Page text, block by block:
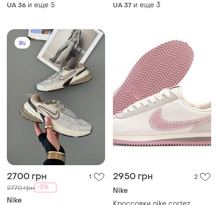
UA 36 и еще 5 UA 37 и еще 3
2700 грн 1
2770 грн -3%
Nike
2950 грн 2
Nike